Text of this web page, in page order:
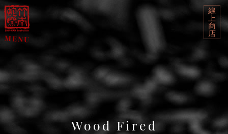
線
上
商
店
Wood Fired